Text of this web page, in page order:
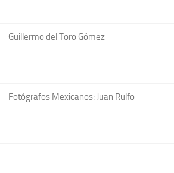
Guillermo del Toro Gómez
Fotógrafos Mexicanos: Juan Rulfo